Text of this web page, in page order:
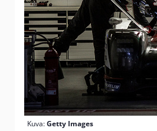
Kuva:Getty Images